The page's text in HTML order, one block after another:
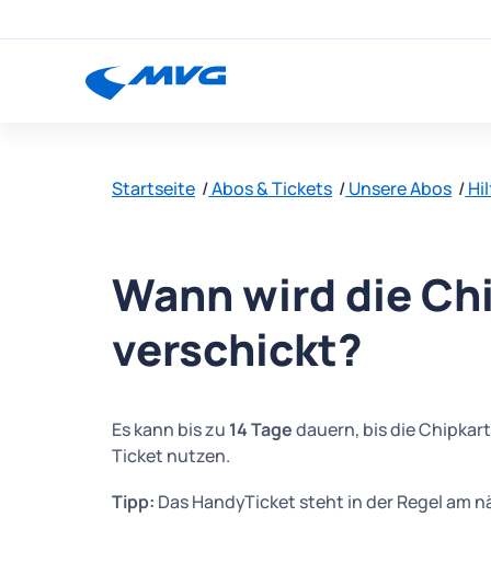
Startseite Abos & Tickets Unsere Abos
Wann wird die
verschickt?
Es kann bis zu 14 Tagedauern, bis die
Ticket nutzen.
Tipp: Das HandyTicket steht in der Regel am